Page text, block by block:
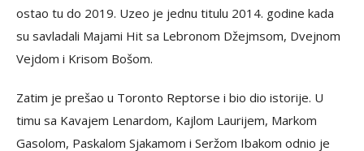
ostao tu do 2019. Uzeo je jednu titulu 2014. godine kada
su savladali Majami Hit sa Lebronom Džejmsom, Dvejnom
Vejdom i Krisom Bošom.
Zatim je prešao u Toronto Reptorse i bio dio istorije. U
timu sa Kavajem Lenardom, Kajlom Laurijem, Markom
Gasolom, Paskalom Sjakamom i Seržom Ibakom odnio je